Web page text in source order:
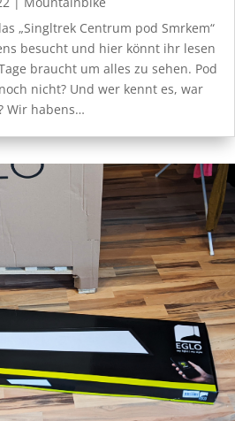
„Singltrek Centrum pod Smrkem“
besucht und hier könnt ihr lesen
braucht um alles zu sehen. Pod
nicht? Und wer kennt es, war
Wir habens…